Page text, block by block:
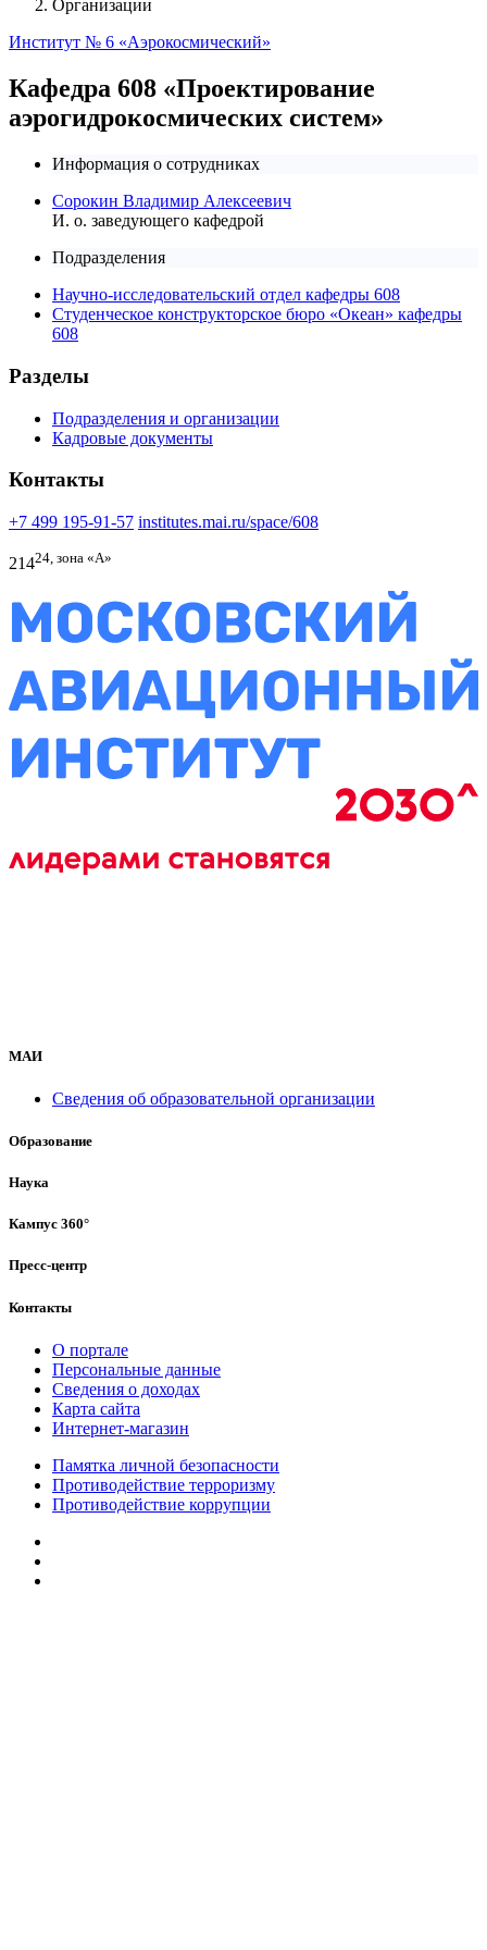
Организации
Институт № 6 «Аэрокосмический»
Кафедра 608 «Проектирование
аэрогидрокосмических систем»
Информация о сотрудниках
Сорокин Владимир Алексеевич
И. о. заведующего кафедрой
Подразделения
Научно-исследовательский отдел кафедры 608
Студенческое конструкторское бюро «Океан» кафедры
608
Разделы
Подразделения и организации
Кадровые документы
Контакты
+7 499 195-91-57 institutes.mai.ru/space/608
21424, зона «А»
МАИ
Сведения об образовательной организации
Образование
Наука
Кампус 360°
Пресс-центр
Контакты
О портале
Персональные данные
Сведения о доходах
Карта сайта
Интернет-магазин
Памятка личной безопасности
Противодействие терроризму
Противодействие коррупции